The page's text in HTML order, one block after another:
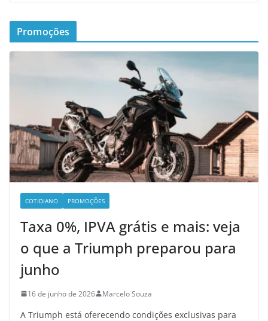
Promoções
COTIDIANO PROMOÇÕES
Taxa 0%, IPVA grátis e mais: veja
o que a Triumph preparou para
junho
16 de junho de 2026 Marcelo Souza
A Triumph está oferecendo condições exclusivas para